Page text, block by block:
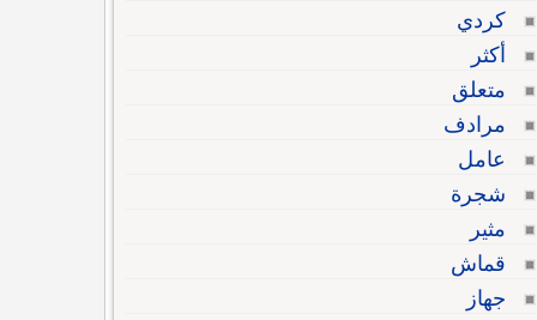
كردي
أكثر
متعلق
مرادف
عامل
شجرة
مثير
قماش
جهاز